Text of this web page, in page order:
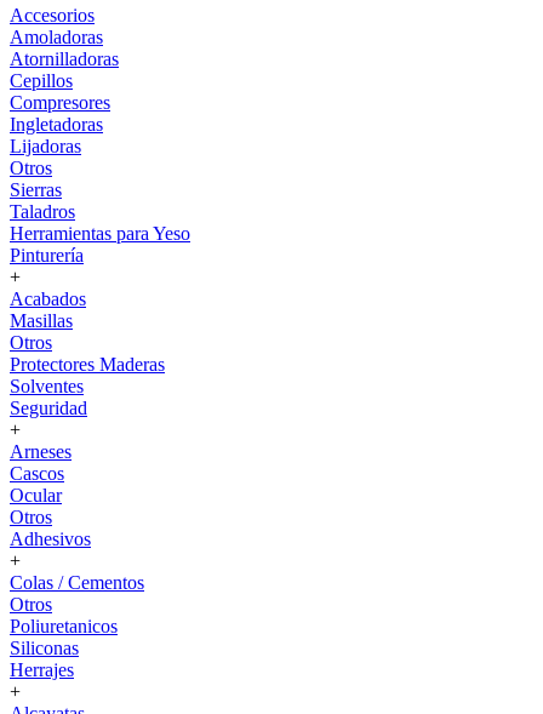
Accesorios
Amoladoras
Atornilladoras
Cepillos
Compresores
Ingletadoras
Lijadoras
Otros
Sierras
Taladros
Herramientas para Yeso
Pinturería
+
Acabados
Masillas
Otros
Protectores Maderas
Solventes
Seguridad
+
Arneses
Cascos
Ocular
Otros
Adhesivos
+
Colas / Cementos
Otros
Poliuretanicos
Siliconas
Herrajes
+